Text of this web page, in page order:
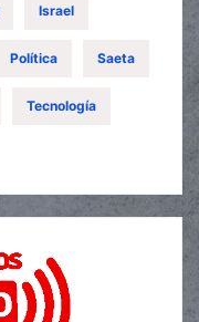
Israel
Política Saeta
Tecnología